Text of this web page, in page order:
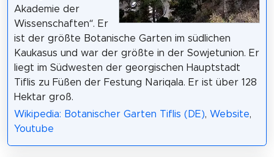
Akademie der
Wissenschaften“. Er
ist der größte Botanische Garten im südlichen
Kaukasus und war der größte in der Sowjetunion. Er
liegt im Südwesten der georgischen Hauptstadt
Tiflis zu Füßen der Festung Nariqala. Er ist über 128
Hektar groß.
Wikipedia: Botanischer Garten Tiflis (DE), Website,
Youtube